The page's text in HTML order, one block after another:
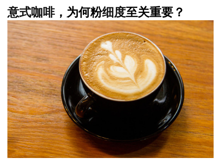
意式咖啡，为何粉细度至关重要？